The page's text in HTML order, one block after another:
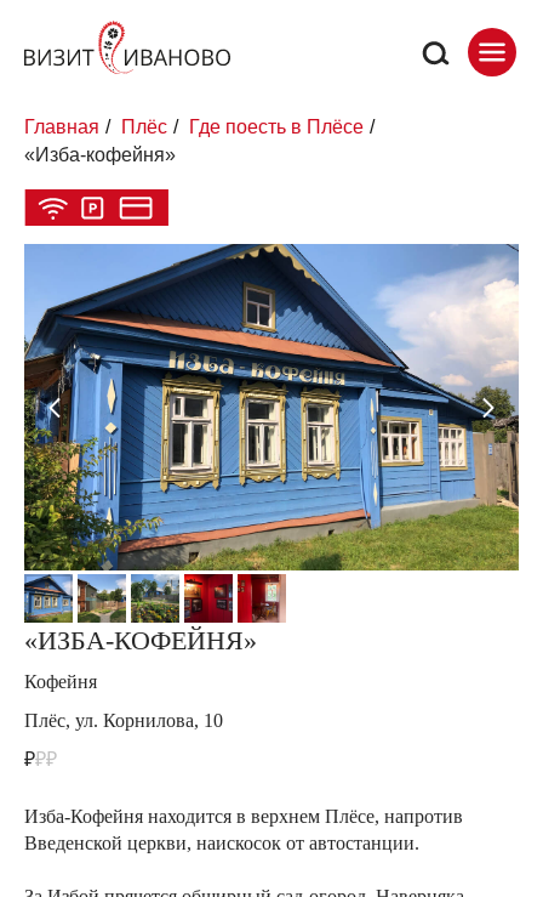
Главная / Плёс / Где поесть в Плёсе /
«Изба-кофейня»
«ИЗБА-КОФЕЙНЯ»
Кофейня
Плёс, ул. Корнилова, 10
₽₽₽
Изба-Кофейня находится в верхнем Плёсе, напротив
Введенской церкви, наискосок от автостанции.